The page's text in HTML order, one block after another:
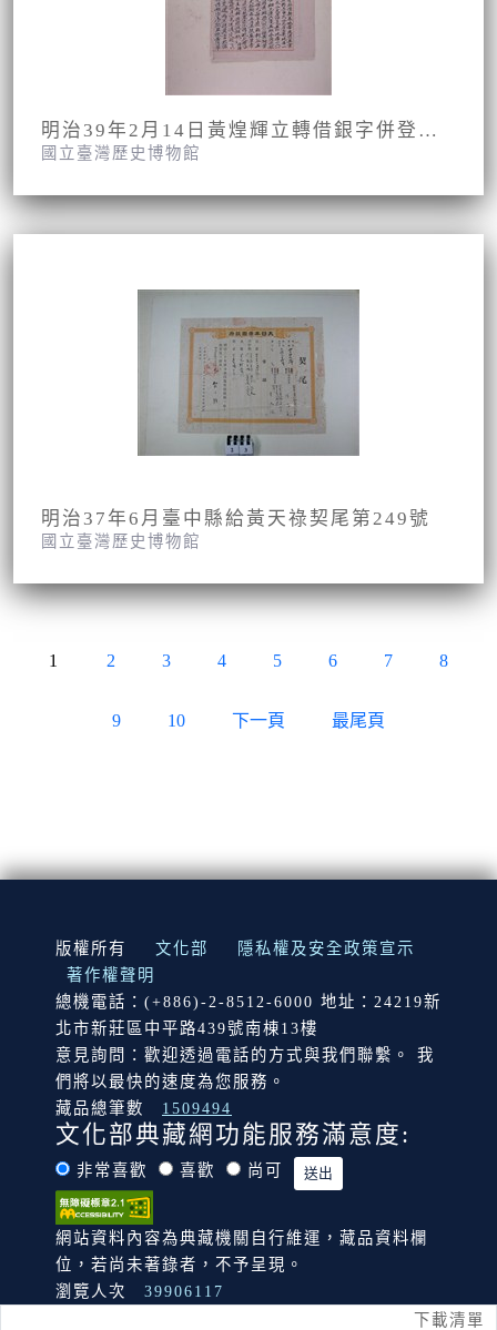
下載清單
明治39年2月14日黃煌輝立轉借銀字併登記濟證
國立臺灣歷史博物館
明治37年6月臺中縣給黃天祿契尾第249號
國立臺灣歷史博物館
1 2 3 4 5 6 7 8
9 10 下一頁 最尾頁
:::
版權所有 文化部
隱私權及安全政策宣示
著作權聲明
總機電話：(+886)-2-8512-6000 地址：24219新
北市新莊區中平路439號南棟13樓
意見詢問：歡迎透過電話的方式與我們聯繫。 我
們將以最快的速度為您服務。
藏品總筆數
1509494
文化部典藏網功能服務滿意度:
非常喜歡 喜歡 尚可
網站資料內容為典藏機關自行維運，藏品資料欄
位，若尚未著錄者，不予呈現。
瀏覽人次
39906117